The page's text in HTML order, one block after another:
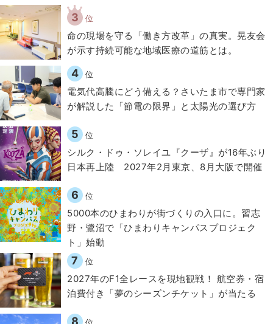
3 位
​命の現場を守る「働き方改革」の真実。晃友会
が示す持続可能な地域医療の道筋とは。
4 位
電気代高騰にどう備える？さいたま市で専門家
が解説した「節電の限界」と太陽光の選び方
5 位
シルク・ドゥ・ソレイユ『クーザ』が16年ぶり
日本再上陸 2027年2月東京、8月大阪で開催
6 位
5000本のひまわりが街づくりの入口に。習志
野・鷺沼で「ひまわりキャンパスプロジェク
ト」始動
7 位
2027年のF1全レースを現地観戦！ 航空券・宿
泊費付き「夢のシーズンチケット」が当たる
8